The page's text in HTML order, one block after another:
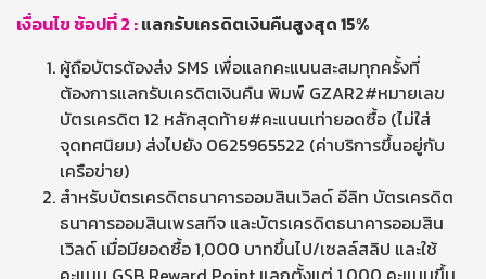
เงื่อนไข ช้อปที่ 2 :แลกรับเครดิตเงินคืนสูงสุด15%
ผู้ถือบัตรต้องส่ง SMS เพื่อแลกคะแนนสะสมทุกครั้งที่
ต้องการแลกรับเครดิตเงินคืน พิมพ์ GZAR2#หมายเลข
บัตรเครดิต 12 หลักสุดท้าย#คะแนนเท่ายอดซื้อ (ไม่ใส่
จุดทศนิยม) ส่งไปยัง 0625965522 (ค่าบริการขึ้นอยู่กับ
เครือข่าย)
สำหรับบัตรเครดิตธนาคารออมสินเวิลด์ อีลิท บัตรเครดิต
ธนาคารออมสินเพรสทีจ และบัตรเครดิตธนาคารออมสิน
เวิลด์ เมื่อมียอดซื้อ 1,000 บาทขึ้นไป/เซลล์สลิป และใช้